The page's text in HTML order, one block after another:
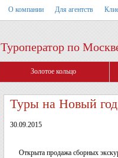
О компании Для агентств
Туроператор по
Золотое кольцо
Туры на Новый
30.09.2015
Открыта продажа сборных